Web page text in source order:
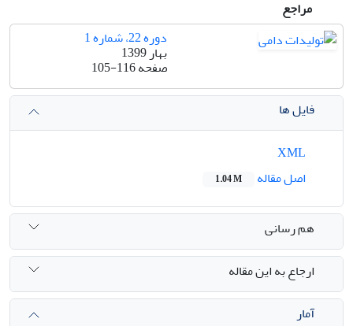
مراجع
دوره 22، شماره 1
بهار 1399
صفحه105-116
فایل ها
اصل مقاله
1.04 M
هم رسانی
ارجاع به این مقاله
آمار